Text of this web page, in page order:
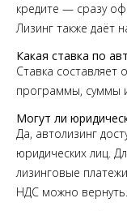
кредите — сразу
Лизинг также даёт
Какая ставка по
Ставка составляет
программы, суммы
Могут ли
Да, автолизинг
юридических лиц.
лизинговые
НДС можно вернуть.